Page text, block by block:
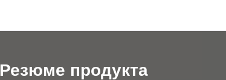
Резюме продукта